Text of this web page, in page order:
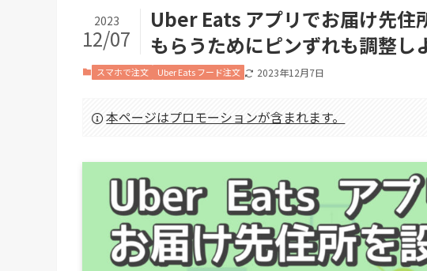
Uber Eats アプリでお届け先住
もらうためにピンずれも調整し
2023
12/07
スマホで注文 Uber Eats フード注文 2023年12月7日
本ページはプロモーションが含まれます。